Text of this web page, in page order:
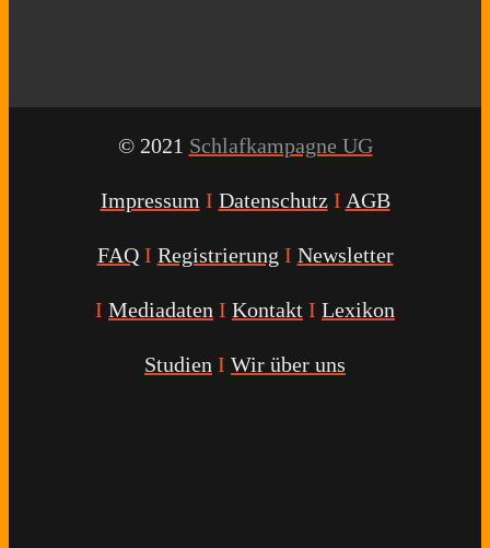
© 2021 Schlafkampagne UG
Impressum I Datenschutz I AGB
FAQ I Registrierung I Newsletter
I Mediadaten I Kontakt I Lexikon
Studien I Wir über uns